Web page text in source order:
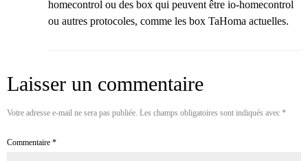
homecontrol ou des box qui peuvent être io-homecontrol
ou autres protocoles, comme les box TaHoma actuelles.
Laisser un commentaire
Votre adresse e-mail ne sera pas publiée. Les champs obligatoires sont indiqués avec *
Commentaire *